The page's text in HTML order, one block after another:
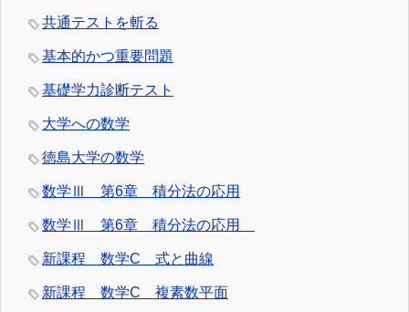
共通テストを斬る
基本的かつ重要問題
基礎学力診断テスト
大学への数学
徳島大学の数学
数学Ⅲ 第6章 積分法の応用
数学Ⅲ 第6章 積分法の応用
新課程 数学C 式と曲線
新課程 数学C 複素数平面